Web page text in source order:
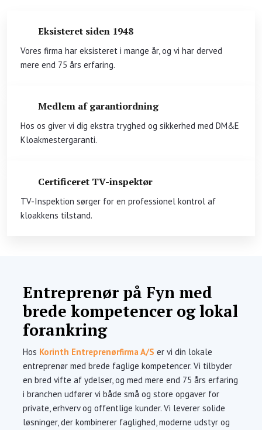
Eksisteret siden 1948
​Vores firma har eksisteret i mange år, og vi har derved
mere end 75 års erfaring.
Medlem af garantiordning
​Hos os giver vi dig ekstra tryghed og sikkerhed med DM&E
Kloakmestergaranti.
Certificeret TV-inspektør
​TV-Inspektion sørger for en professionel kontrol af
kloakkens tilstand.
Entreprenør på Fyn med
brede kompetencer og lokal
forankring
Hos Korinth Entreprenørfirma A/S er vi din lokale
entreprenør med brede faglige kompetencer. Vi tilbyder
en bred vifte af ydelser, og med mere end 75 års erfaring
i branchen udfører vi både små og store opgaver for
private, erhverv og offentlige kunder. Vi leverer solide
løsninger, der kombinerer faglighed, moderne udstyr og